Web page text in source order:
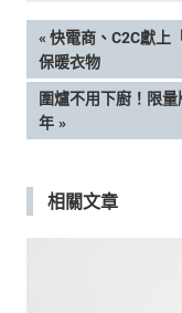
文
章
導
覽
PREVIOUS
POST:
快電商、C2C獻上
保暖衣物
NEXT
POST:
圍爐不用下廚！限
年
相關文章